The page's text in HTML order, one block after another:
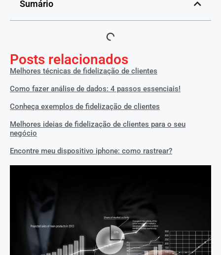
Sumário
Posts relacionados
Melhores técnicas de fidelização de clientes
Como fazer análise de dados: 4 passos essenciais!
Conheça exemplos de fidelização de clientes
Melhores ideias de fidelização de clientes para o seu
negócio
Encontre meu dispositivo iphone: como rastrear?